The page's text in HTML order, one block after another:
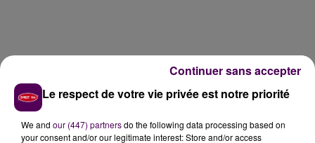
Le respect de votre vie privée est notre priorité
We and our (447) partnersdo the following data processing based on
your consent and/or our legitimate interest: Store and/or access
Continuer sans accepter